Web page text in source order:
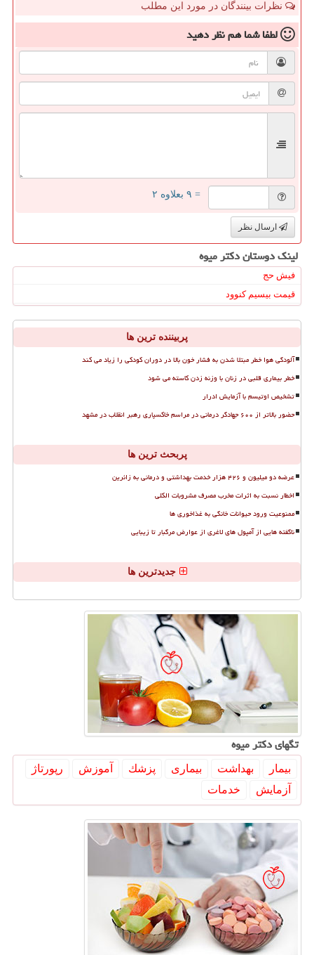
نظرات بینندگان در مورد این مطلب
لطفا شما همنظر دهید
= ۹ بعلاوه ۲
ارسال نظر
لینک دوستان دكتر میوه
فیش حج
قیمت بیسیم کنوود
پربیننده ترین ها
آلودگی هوا خطر مبتلا شدن به فشار خون بالا در دوران کودکی را زیاد می کند
خطر بیماری قلبی در زنان با وزنه زدن کاسته می شود
تشخیص اوتیسم با آزمایش ادرار
حضور بالاتر از ۶۰۰ جهادگر درمانی در مراسم خاکسپاری رهبر انقلاب در مشهد
پربحث ترین ها
عرضه دو میلیون و ۴۲۶ هزار خدمت بهداشتی و درمانی به زائرین
اخطار نسبت به اثرات مخرب مصرف مشروبات الکلی
ممنوعیت ورود حیوانات خانگی به غذاخوری ها
ناگفته هایی از آمپول های لاغری از عوارض مرگبار تا زیبایی
جدیدترین ها
تگهای دكتر میوه
بیمار بهداشت بیماری پزشك آموزش
رپورتاژ
آزمایش
خدمات